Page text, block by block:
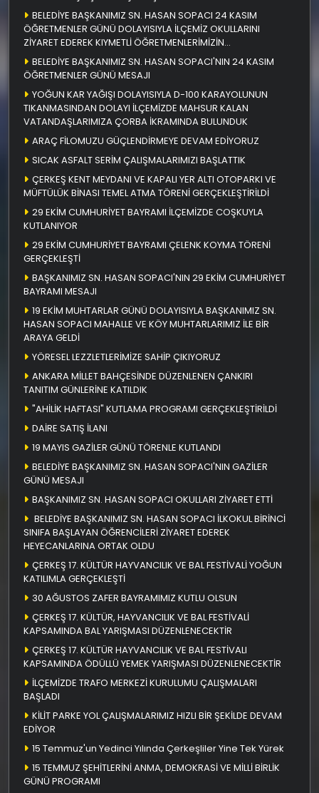
BELEDİYE BAŞKANIMIZ SN. HASAN SOPACI 24 KASIM
ÖĞRETMENLER GÜNÜ DOLAYISIYLA İLÇEMİZ OKULLARINI
ZİYARET EDEREK KIYMETLİ ÖĞRETMENLERİMİZİN
ÖĞRETMENLER GÜNÜNÜ KUTLADI
BELEDİYE BAŞKANIMIZ SN. HASAN SOPACI'NIN 24 KASIM
ÖĞRETMENLER GÜNÜ MESAJI
YOĞUN KAR YAĞIŞI DOLAYISIYLA D-100 KARAYOLUNUN
TIKANMASINDAN DOLAYI İLÇEMİZDE MAHSUR KALAN
VATANDAŞLARIMIZA ÇORBA İKRAMINDA BULUNDUK
ARAÇ FİLOMUZU GÜÇLENDİRMEYE DEVAM EDİYORUZ
SICAK ASFALT SERİM ÇALIŞMALARIMIZI BAŞLATTIK
ÇERKEŞ KENT MEYDANI VE KAPALI YER ALTI OTOPARKI VE
MÜFTÜLÜK BİNASI TEMEL ATMA TÖRENİ GERÇEKLEŞTİRİLDİ
29 EKİM CUMHURİYET BAYRAMI İLÇEMİZDE COŞKUYLA
KUTLANIYOR
29 EKİM CUMHURİYET BAYRAMI ÇELENK KOYMA TÖRENİ
GERÇEKLEŞTİ
BAŞKANIMIZ SN. HASAN SOPACI'NIN 29 EKİM CUMHURİYET
BAYRAMI MESAJI
19 EKİM MUHTARLAR GÜNÜ DOLAYISIYLA BAŞKANIMIZ SN.
HASAN SOPACI MAHALLE VE KÖY MUHTARLARIMIZ İLE BİR
ARAYA GELDİ
YÖRESEL LEZZLETLERİMİZE SAHİP ÇIKIYORUZ
ANKARA MİLLET BAHÇESİNDE DÜZENLENEN ÇANKIRI
TANITIM GÜNLERİNE KATILDIK
"AHİLİK HAFTASI" KUTLAMA PROGRAMI GERÇEKLEŞTİRİLDİ
DAİRE SATIŞ İLANI
19 MAYIS GAZİLER GÜNÜ TÖRENLE KUTLANDI
BELEDİYE BAŞKANIMIZ SN. HASAN SOPACI'NIN GAZİLER
GÜNÜ MESAJI
BAŞKANIMIZ SN. HASAN SOPACI OKULLARI ZİYARET ETTİ
BELEDİYE BAŞKANIMIZ SN. HASAN SOPACI İLKOKUL BİRİNCİ
SINIFA BAŞLAYAN ÖĞRENCİLERİ ZİYARET EDEREK
HEYECANLARINA ORTAK OLDU
ÇERKEŞ 17. KÜLTÜR HAYVANCILIK VE BAL FESTİVALİ YOĞUN
KATILIMLA GERÇEKLEŞTİ
30 AĞUSTOS ZAFER BAYRAMIMIZ KUTLU OLSUN
ÇERKEŞ 17. KÜLTÜR, HAYVANCILIK VE BAL FESTİVALİ
KAPSAMINDA BAL YARIŞMASI DÜZENLENECEKTİR
ÇERKEŞ 17. KÜLTÜR HAYVANCILIK VE BAL FESTİVALI
KAPSAMINDA ÖDÜLLÜ YEMEK YARIŞMASI DÜZENLENECEKTİR
İLÇEMİZDE TRAFO MERKEZİ KURULUMU ÇALIŞMALARI
BAŞLADI
KİLİT PARKE YOL ÇALIŞMALARIMIZ HIZLI BİR ŞEKİLDE DEVAM
EDİYOR
15 Temmuz'un Yedinci Yılında Çerkeşliler Yine Tek Yürek
15 TEMMUZ ŞEHİTLERİNİ ANMA, DEMOKRASİ VE MİLLİ BİRLİK
GÜNÜ PROGRAMI